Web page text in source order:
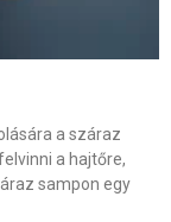
a száraz
a hajtőre,
sampon egy